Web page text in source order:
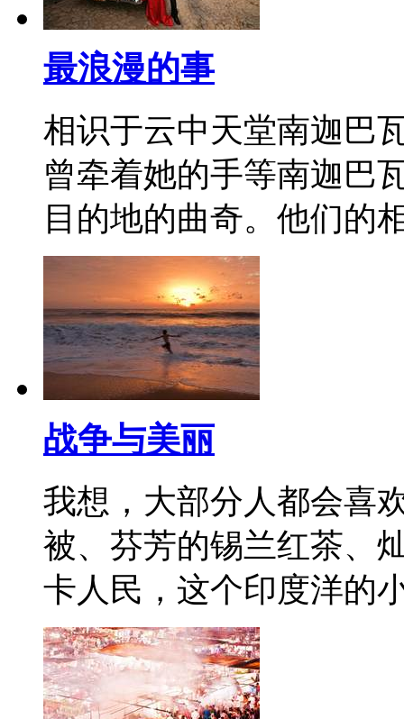
最浪漫的事
相识于云中天堂南迦巴
曾牵着她的手等南迦巴
目的地的曲奇。他们
战争与美丽
我想，大部分人都会喜
被、芬芳的锡兰红茶、
卡人民，这个印度洋